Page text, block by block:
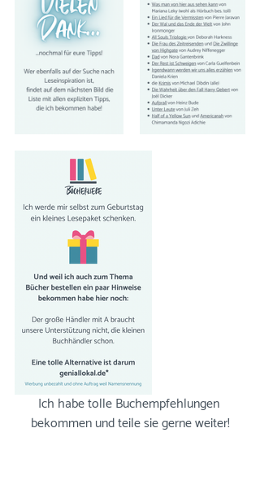
Ich habe tolle Buchempfehlungen
bekommen und teile sie gerne weiter!